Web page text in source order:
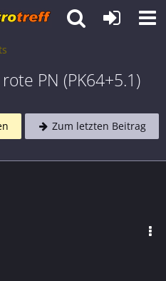
PN (PK64+5.1)
Zum letzten Beitrag